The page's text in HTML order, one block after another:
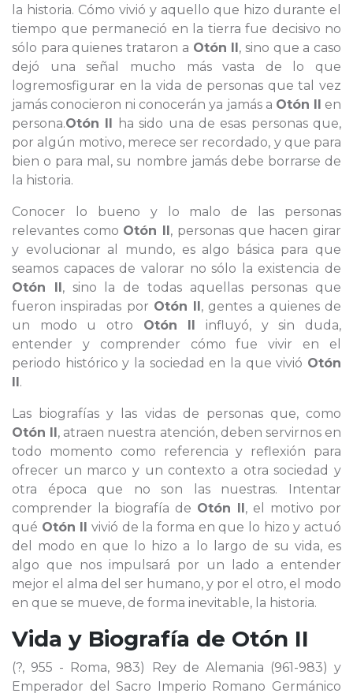
la historia. Cómo vivió y aquello que hizo durante el
tiempo que permaneció en la tierra fue decisivo no
sólo para quienes trataron a Otón II, sino que a caso
dejó una señal mucho más vasta de lo que
logremosfigurar en la vida de personas que tal vez
jamás conocieron ni conocerán ya jamás a Otón II en
persona.Otón II ha sido una de esas personas que,
por algún motivo, merece ser recordado, y que para
bien o para mal, su nombre jamás debe borrarse de
la historia.
Conocer lo bueno y lo malo de las personas
relevantes como Otón II, personas que hacen girar
y evolucionar al mundo, es algo básica para que
seamos capaces de valorar no sólo la existencia de
Otón II, sino la de todas aquellas personas que
fueron inspiradas por Otón II, gentes a quienes de
un modo u otro Otón II influyó, y sin duda,
entender y comprender cómo fue vivir en el
periodo histórico y la sociedad en la que vivió Otón
II.
Las biografías y las vidas de personas que, como
Otón II, atraen nuestra atención, deben servirnos en
todo momento como referencia y reflexión para
ofrecer un marco y un contexto a otra sociedad y
otra época que no son las nuestras. Intentar
comprender la biografía de Otón II, el motivo por
qué Otón II vivió de la forma en que lo hizo y actuó
del modo en que lo hizo a lo largo de su vida, es
algo que nos impulsará por un lado a entender
mejor el alma del ser humano, y por el otro, el modo
en que se mueve, de forma inevitable, la historia.
Vida y Biografía de Otón II
(?, 955 - Roma, 983) Rey de Alemania (961-983) y
Emperador del Sacro Imperio Romano Germánico